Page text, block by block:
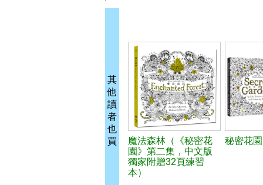
其
他
讀
者
也
買
魔法森林（《秘密花
園》第二集，中文版
獨家附贈32頁練習
本）
秘密花園